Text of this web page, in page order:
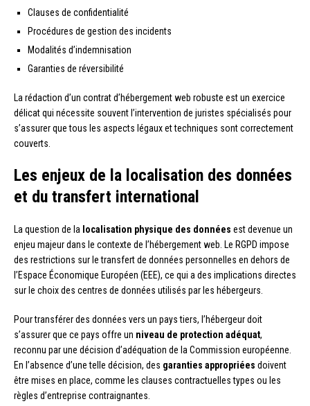
Clauses de confidentialité
Procédures de gestion des incidents
Modalités d’indemnisation
Garanties de réversibilité
La rédaction d’un contrat d’hébergement web robuste est un exercice
délicat qui nécessite souvent l’intervention de juristes spécialisés pour
s’assurer que tous les aspects légaux et techniques sont correctement
couverts.
Les enjeux de la localisation des données
et du transfert international
La question de la localisation physique des données est devenue un
enjeu majeur dans le contexte de l’hébergement web. Le RGPD impose
des restrictions sur le transfert de données personnelles en dehors de
l’Espace Économique Européen (EEE), ce qui a des implications directes
sur le choix des centres de données utilisés par les hébergeurs.
Pour transférer des données vers un pays tiers, l’hébergeur doit
s’assurer que ce pays offre un niveau de protection adéquat,
reconnu par une décision d’adéquation de la Commission européenne.
En l’absence d’une telle décision, des garanties appropriées doivent
être mises en place, comme les clauses contractuelles types ou les
règles d’entreprise contraignantes.